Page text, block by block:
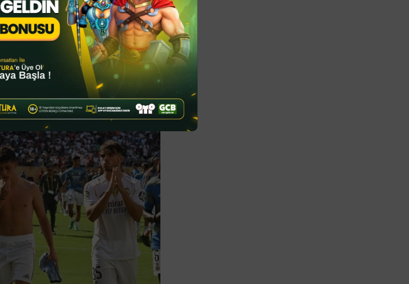
Kupa, 5 Kulüpler Dünya
Geçirdiği 13 sezonda ise Modric,
Yıldız futbolcu kariyerine
FİNAL NE ZAMAN?FIFA
Temmuz Pazar günü TSİ